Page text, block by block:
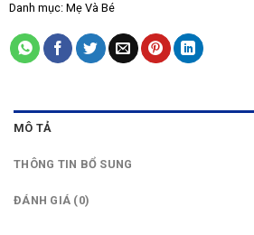
Danh mục: Mẹ Và Bé
MÔ TẢ
THÔNG TIN BỔ SUNG
ĐÁNH GIÁ (0)